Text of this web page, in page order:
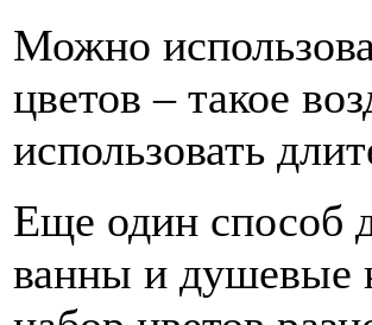
Можно
цветов – такое
использовать
Еще один способ
ванны и душевые